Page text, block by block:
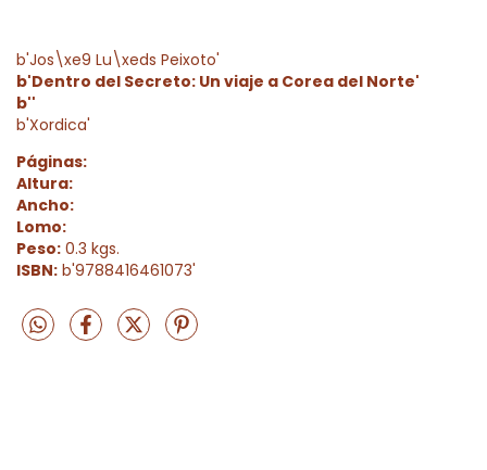
b'Jos\xe9 Lu\xeds Peixoto'
b'Dentro del Secreto: Un viaje a Corea del Norte'
b''
b'Xordica'
Páginas:
Altura:
Ancho:
Lomo:
Peso: 0.3 kgs.
ISBN: b'9788416461073'